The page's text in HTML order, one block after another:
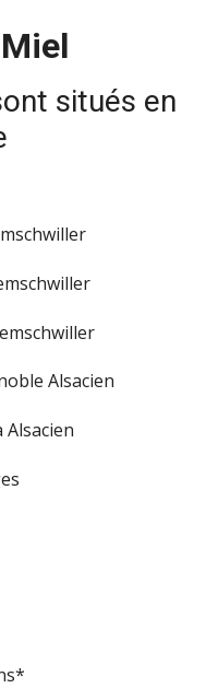
situés en
Alsacien